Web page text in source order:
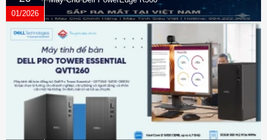
01/2026